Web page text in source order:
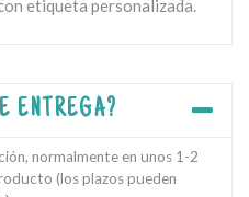
etiqueta personalizada.
ENTREGA?
normalmente en unos 1-2
(los plazos pueden